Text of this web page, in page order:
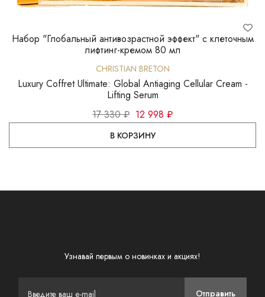
Набор "Глобальный антивозрастной эффект" с клеточным
лифтинг-кремом 80 мл
CHRISTIAN BRETON
Luxury Coffret Ultimate: Global Antiaging Cellular Cream -
Lifting Serum
17 330 ₽ 12 998 ₽
В КОРЗИНУ
Узнавай первым о новинках и акциях!
Отправить